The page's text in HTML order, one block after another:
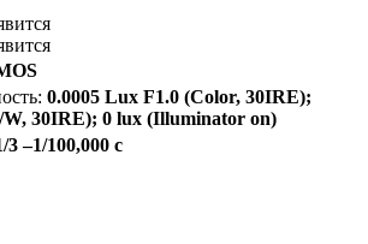
0.0005 Lux F1.0 (Color, 30IRE);
W, 30IRE); 0 lux (Illuminator on)
3 –1/100,000 с